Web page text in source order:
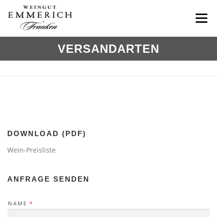
Inhalt
springen
Menü
WEINBAU AUSZEICHNUNGEN
VERSANDARTEN
DOWNLOAD (PDF)
Wein-Preisliste
ANFRAGE SENDEN
NAME *